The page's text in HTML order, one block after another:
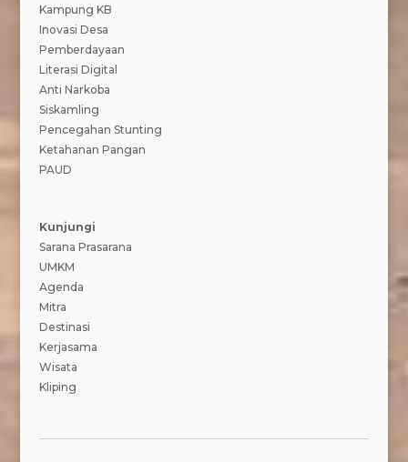
Kampung KB
Inovasi Desa
Pemberdayaan
Literasi Digital
Anti Narkoba
Siskamling
Pencegahan Stunting
Ketahanan Pangan
PAUD
Kunjungi
Sarana Prasarana
UMKM
Agenda
Mitra
Destinasi
Kerjasama
Wisata
Kliping